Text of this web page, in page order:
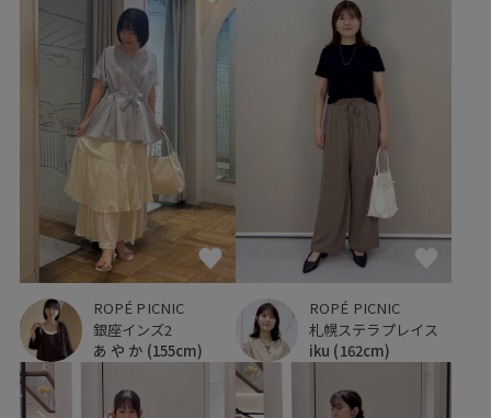
ROPÉ PICNIC
銀座インズ2
あ や か (155cm)
ROPÉ PICNIC
札幌ステラプレイス
iku (162cm)